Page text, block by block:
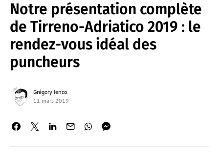
Notre présentation complète
de Tirreno-Adriatico 2019 : le
rendez-vous idéal des
puncheurs
Grégory Ienco
11 mars 2019